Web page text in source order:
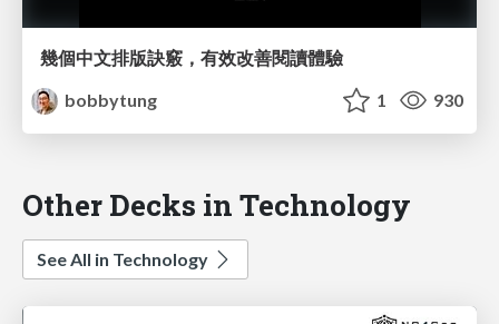
幾個中文排版訣竅，有效改善閱讀體驗
bobbytung
1 930
Other Decks in Technology
See All in Technology